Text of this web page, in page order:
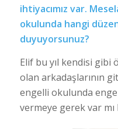
ihtiyacımız var.
okulunda hangi
duyuyorsunuz?
Elif bu yıl kendisi gibi
olan arkadaşlarının
engelli okulunda
vermeye gerek var